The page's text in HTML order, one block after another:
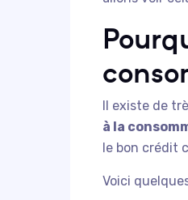
Il existe de
à la
le bon crédit
Voici